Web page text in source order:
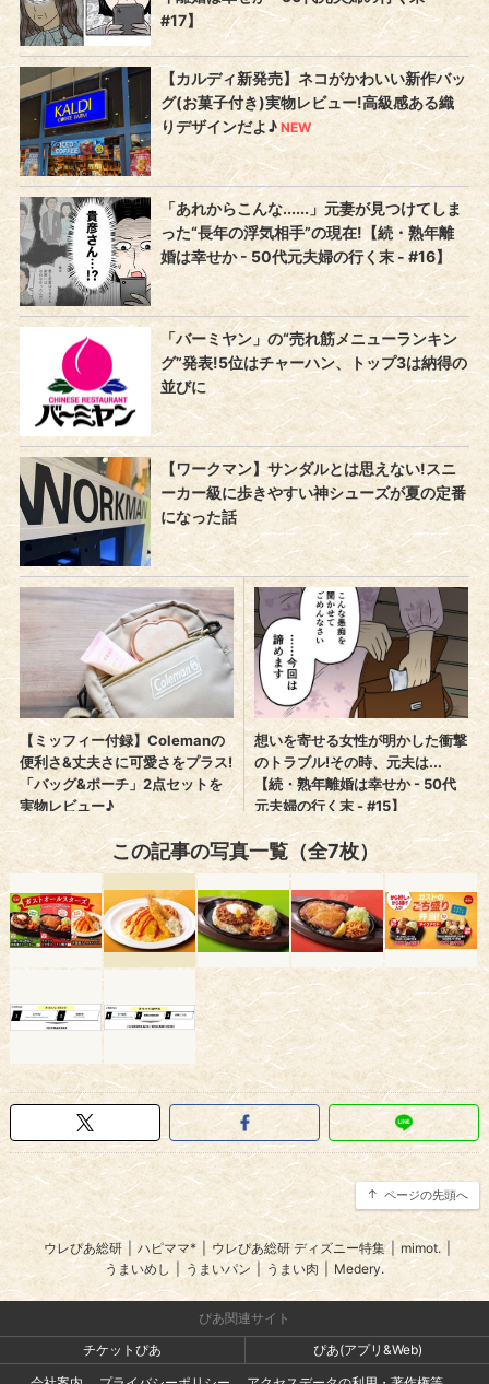
この記事の写真一覧（全7枚）
ページの先頭へ
ウレぴあ総研 | ハピママ* ウレぴあ総研 ディズニー特集 | mimot.
うまいめし
うまいパン | うまい肉 Medery.
ぴあ関連サイト
チケットぴあ
ぴあ(アプリ&Web)